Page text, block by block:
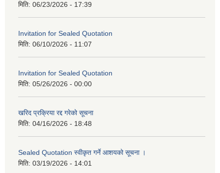
मिति: 06/23/2026 - 17:39
Invitation for Sealed Quotation
मिति: 06/10/2026 - 11:07
Invitation for Sealed Quotation
मिति: 05/26/2026 - 00:00
खरिद प्रक्रिया रद्द गरेको सूचना
मिति: 04/16/2026 - 18:48
Sealed Quotation स्वीकृत गर्ने आशयको सूचना ।
मिति: 03/19/2026 - 14:01